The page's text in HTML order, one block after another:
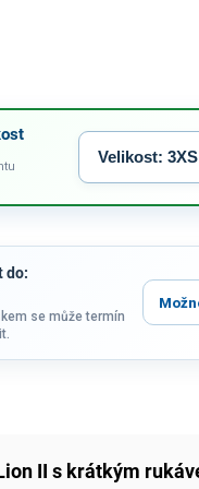
do:
se může termín
II s krátkým